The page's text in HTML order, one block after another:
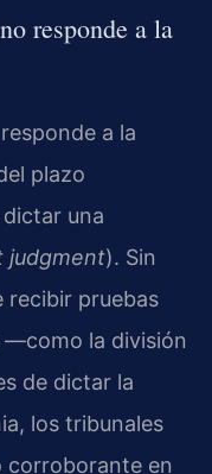
responde a la
a la
plazo
una
judgment). Sin
recibir pruebas
—como la división
de dictar la
los tribunales
corroborante en